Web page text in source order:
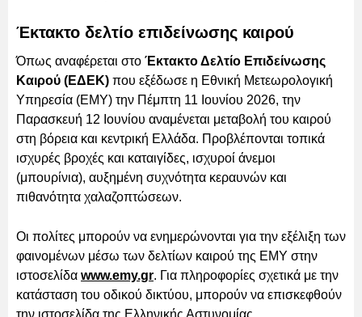
Έκτακτο δελτίο επιδείνωσης καιρού
Όπως αναφέρεται στο Έκτακτο Δελτίο Επιδείνωσης
Καιρού (ΕΔΕΚ) που εξέδωσε η Εθνική Μετεωρολογική
Υπηρεσία (ΕΜΥ) την Πέμπτη 11 Ιουνίου 2026, την
Παρασκευή 12 Ιουνίου αναμένεται μεταβολή του καιρού
στη βόρεια και κεντρική Ελλάδα. Προβλέπονται τοπικά
ισχυρές βροχές και καταιγίδες, ισχυροί άνεμοι
(μπουρίνια), αυξημένη συχνότητα κεραυνών και
πιθανότητα χαλαζοπτώσεων.
Οι πολίτες μπορούν να ενημερώνονται για την εξέλιξη των
φαινομένων μέσω των δελτίων καιρού της ΕΜΥ στην
ιστοσελίδα www.emy.gr. Για πληροφορίες σχετικά με την
κατάσταση του οδικού δικτύου, μπορούν να επισκεφθούν
την ιστοσελίδα της Ελληνικής Αστυνομίας